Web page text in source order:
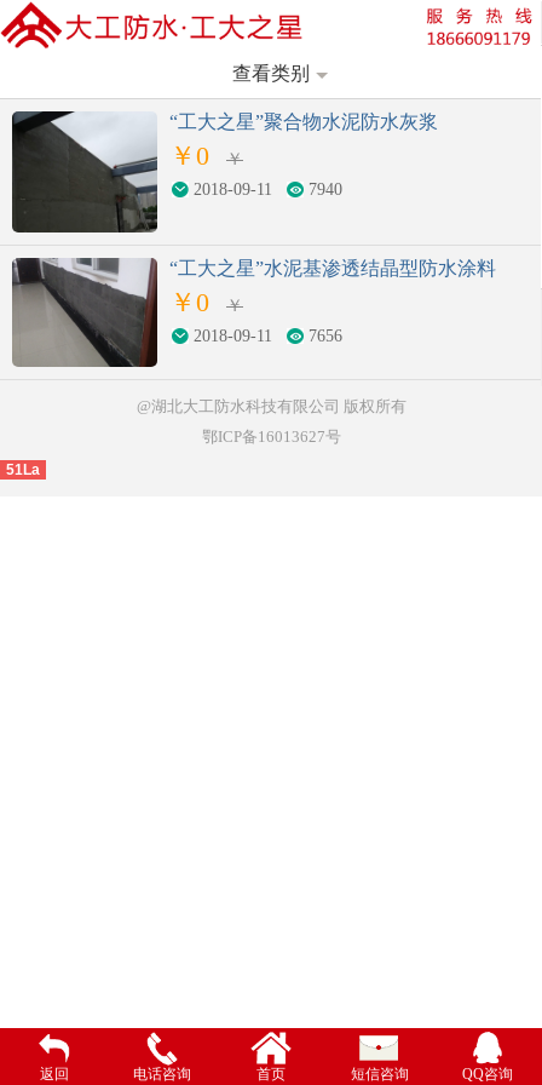
您好！欢迎来到湖北大工防水科技有限公司
登录
注册 微信快速登录
当前位置： 商城首页-> 防水材料->堵漏材料
查看类别
“工大之星”聚合物水泥防水灰浆
￥0
￥
2018-09-11
7940
“工大之星”水泥基渗透结晶型防水涂料
￥0
￥
2018-09-11
7656
@湖北大工防水科技有限公司
版权所有
鄂ICP备16013627号
51La
返回 电话咨询 首页 短信咨询 QQ咨询